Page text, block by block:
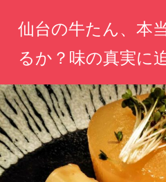
ツ
へ
ス
キ
ッ
仙台の牛たん、本
るか？味の真実に
実
の
味
を
求